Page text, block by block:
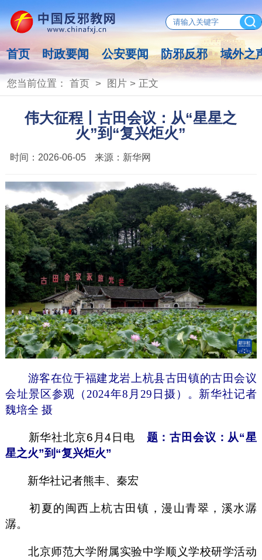
首页 时政要闻 公安要闻 防邪反邪 域外之
您当前位置： 首页> 图片> 正文
伟大征程丨古田会议：从“星星之
火”到“复兴炬火”
时间： 2026-06-05 来源： 新华网
游客在位于福建龙岩上杭县古田镇的古田会议
会址景区参观（2024年8月29日摄）。新华社记者
魏培全 摄
新华社北京6月4日电 题：古田会议：从“星
星之火”到“复兴炬火”
新华社记者熊丰、秦宏
初夏的闽西上杭古田镇，漫山青翠，溪水潺
潺。
北京师范大学附属实验中学顺义学校研学活动